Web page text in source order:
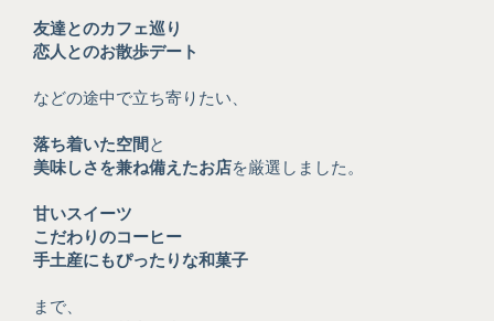
友達とのカフェ巡り
恋人とのお散歩デート
などの途中で立ち寄りたい、
落ち着いた空間 と
美味しさを兼ね備えたお店を厳選しました。
甘いスイーツ
こだわりのコーヒー
手土産にもぴったりな和菓子
まで、